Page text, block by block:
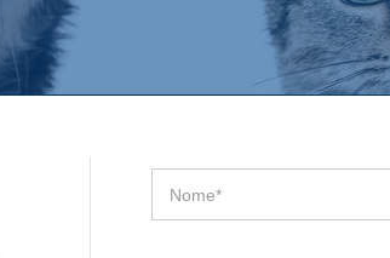
Nome*